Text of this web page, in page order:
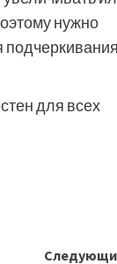
нужно
подчеркивания
для всех